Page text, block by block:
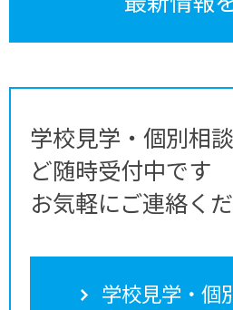
学校見学・個別相
ど随時受付中です
お気軽にご連絡く
学校見学・個